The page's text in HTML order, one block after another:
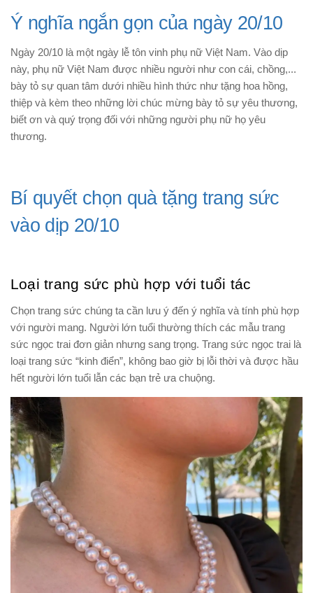
Ý nghĩa ngắn gọn của ngày 20/10
Ngày 20/10 là một ngày lễ tôn vinh phụ nữ Việt Nam. Vào dịp
này, phụ nữ Việt Nam được nhiều người như con cái, chồng,...
bày tỏ sự quan tâm dưới nhiều hình thức như tặng hoa hồng,
thiệp và kèm theo những lời chúc mừng bày tỏ sự yêu thương,
biết ơn và quý trọng đối với những người phụ nữ họ yêu
thương.
Bí quyết chọn quà tặng trang sức
vào dịp 20/10
Loại trang sức phù hợp với tuổi tác
Chọn trang sức chúng ta cần lưu ý đến ý nghĩa và tính phù hợp
với người mang. Người lớn tuổi thường thích các mẫu trang
sức ngọc trai đơn giản nhưng sang trọng. Trang sức ngọc trai là
loại trang sức “kinh điển”, không bao giờ bị lỗi thời và được hầu
hết người lớn tuổi lẫn các bạn trẻ ưa chuộng.